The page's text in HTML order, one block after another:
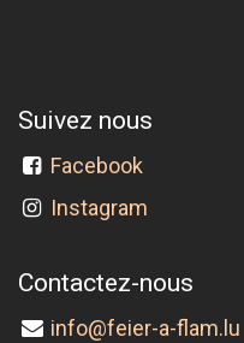
Suivez nous
Facebook
Instagram
Contactez-nous
info@feier-a-flam.lu